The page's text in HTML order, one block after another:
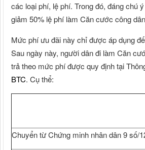
các loại phí, lệ phí. Trong đó, đáng chú
giảm 50% lệ phí làm Căn cước công
Mức phí ưu đãi này chỉ được áp dụng
Sau ngày này, người dân đi làm Căn
trả theo mức phí được quy định tại
BTC. Cụ thể:
Chuyển từ Chứng minh nhân dân 9 số/